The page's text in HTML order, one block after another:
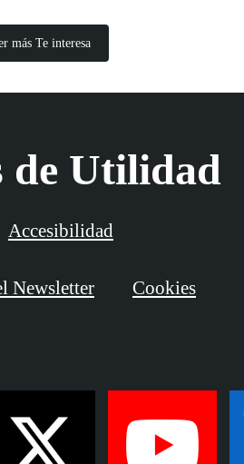
más Te interesa
de Utilidad
Accesibilidad
Newsletter Cookies